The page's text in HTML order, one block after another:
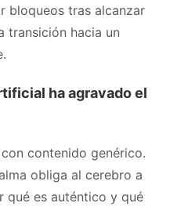
bloqueos tras alcanzar
transición hacia un
ha agravado el
contenido genérico.
obliga al cerebro a
qué es auténtico y qué